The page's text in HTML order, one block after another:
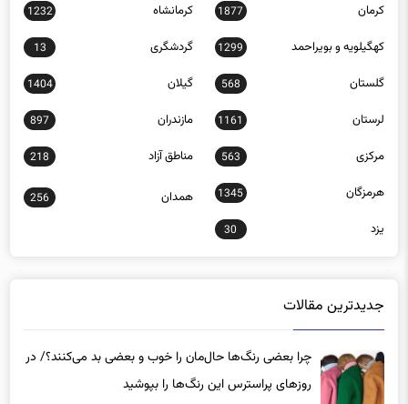
کرمان 1877 کرمانشاه 1232
کهگیلویه و بویراحمد 1299 گردشگری 13
گلستان 568 گیلان 1404
لرستان 1161 مازندران 897
مرکزی 563 مناطق آزاد 218
هرمزگان 1345 همدان 256
یزد 30
جدیدترین مقالات
چرا بعضی رنگ‌ها حال‌مان را خوب و بعضی بد می‌کنند؟/ در
روزهای پراسترس این رنگ‌ها را بپوشید